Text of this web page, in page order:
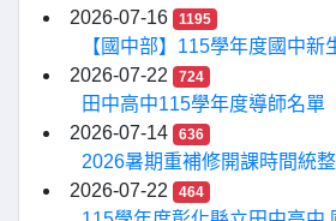
2026-07-16
1195
【國中部】115學年度國中新
2026-07-22
724
田中高中115學年度導師名單
2026-07-14
636
2026暑期重補修開課時間統整
2026-07-22
464